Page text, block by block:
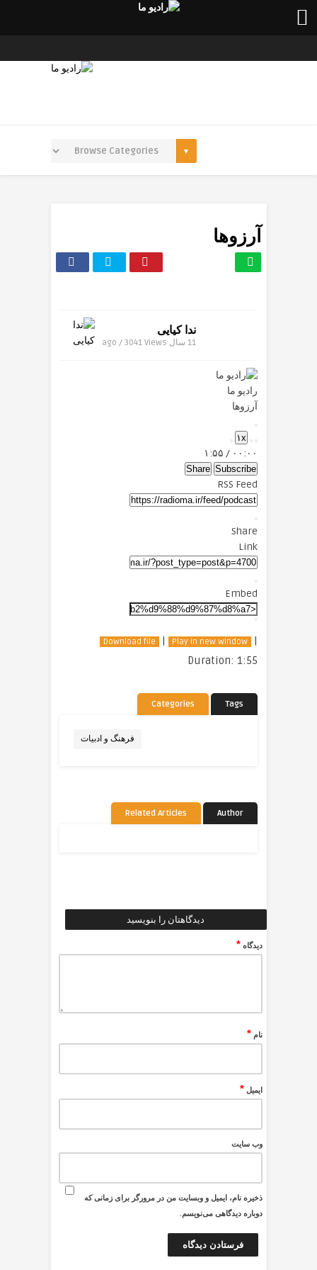
آرزوها
ندا کیایی
11 سال ago / 3041 Views
رادیو ما
آرزوها
Play
Episode
Mute/Unmute
Episode
Rewind
10
Seconds
۱x
Forward
30
seconds
۰۰:۰۰ / ۱:۵۵
Subscribe
Share
RSS Feed
Share
Link
Embed
Download file | Play in new window
|
Duration: 1:55
Categories Tags
فرهنگ و ادبیات
Related Articles Author
دیدگاهتان را بنویسید
دیدگاه*
نام*
ایمیل*
وب‌ سایت
ذخیره نام، ایمیل و وبسایت من در مرورگر برای زمانی که
دوباره دیدگاهی می‌نویسم.